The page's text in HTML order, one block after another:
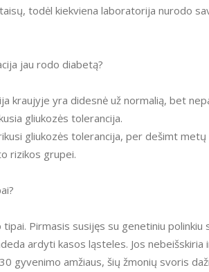
todėl kiekviena laboratorija nurodo
jau rodo diabetą?
kraujyje yra didesnė už normalią, bet
gliukozės tolerancija.
gliukozės tolerancija, per dešimt
rizikos grupei.
Pirmasis susijęs su genetiniu
ardyti kasos ląsteles. Jos
gyvenimo amžiaus, šių žmonių svoris